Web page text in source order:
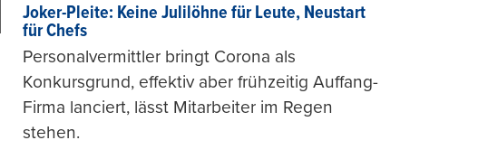
Joker-Pleite: Keine Julilöhne für Leute, Neustart
für Chefs
Personalvermittler bringt Corona als
Konkursgrund, effektiv aber frühzeitig Auffang-
Firma lanciert, lässt Mitarbeiter im Regen
stehen.